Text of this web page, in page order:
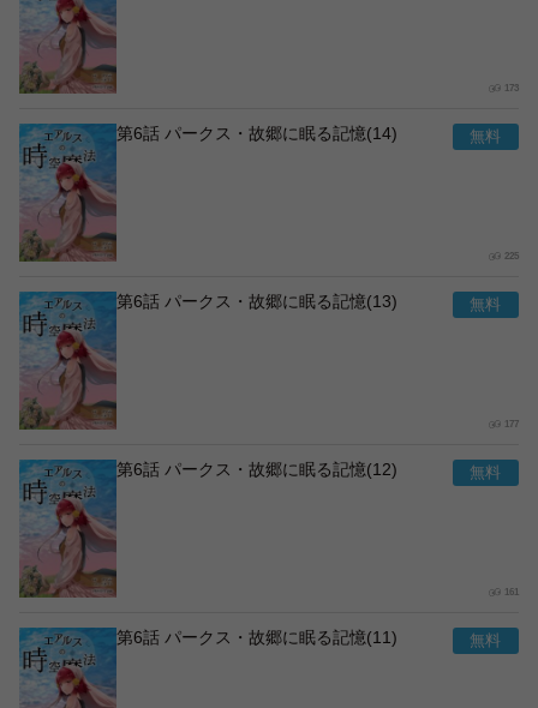
173
第6話 パークス・故郷に眠る記憶(14)
225
第6話 パークス・故郷に眠る記憶(13)
177
第6話 パークス・故郷に眠る記憶(12)
161
第6話 パークス・故郷に眠る記憶(11)